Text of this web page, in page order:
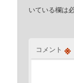
いている欄は
コメント ※